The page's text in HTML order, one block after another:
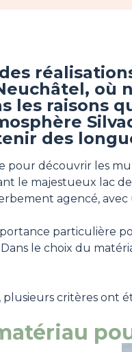
où
les raisons
des
découvrir les
le majestueux lac
agencé, avec
particulière
le choix du
critères ont